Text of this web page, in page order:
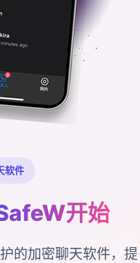
软件
开始
的加密聊天软件，提